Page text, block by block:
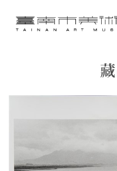
臺南市
網頁導覽